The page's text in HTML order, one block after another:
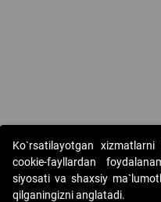
Copyright © 2017-2026.
AJ. Barcha huquqlar
Ko`rsatilayotgan
cookie-fayllardan
siyosati va shaxsiy
qilganingizni anglatadi.